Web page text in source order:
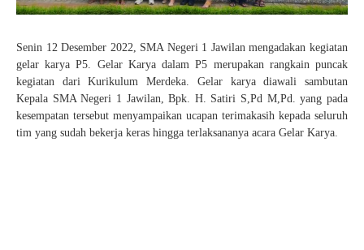
KIrSTIK (Karya Ilmiah Remaja dan Jurnalistik)
Senin 12 Desember 2022, SMA Negeri 1 Jawilan mengadakan kegiatan
gelar karya P5. Gelar Karya dalam P5 merupakan rangkain puncak
kegiatan dari Kurikulum Merdeka. Gelar karya diawali sambutan
Kepala SMA Negeri 1 Jawilan, Bpk. H. Satiri S,Pd M,Pd. yang pada
kesempatan tersebut menyampaikan ucapan terimakasih kepada seluruh
tim yang sudah bekerja keras hingga terlaksananya acara Gelar Karya.